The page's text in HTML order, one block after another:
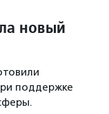
новый
поддержке